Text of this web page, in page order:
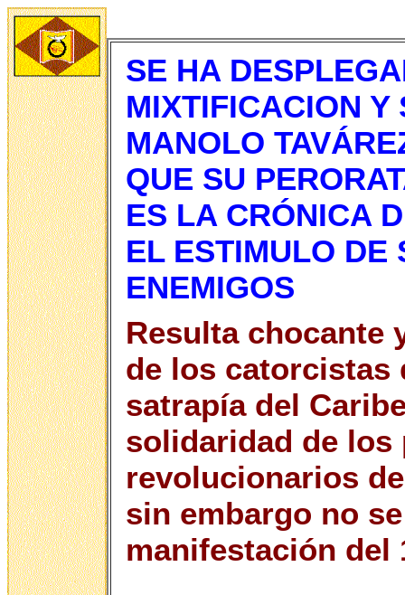
SE HA
MIXTIFICACION
MANOLO
QUE SU
ES LA CRÓNICA
EL ESTIMULO DE
ENEMIGOS
Resulta chocante
de los catorcistas
satrapía del
solidaridad de los
revolucionarios
sin embargo no
manifestación del